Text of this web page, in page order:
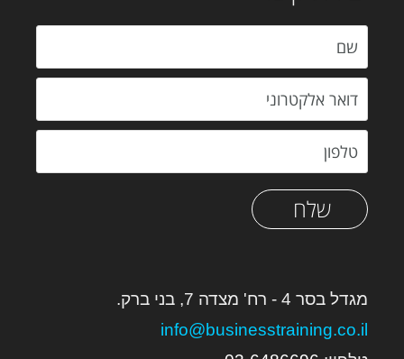
שלח
מגדל בסר 4 - רח' מצדה 7, בני ברק.
info@businesstraining.co.il